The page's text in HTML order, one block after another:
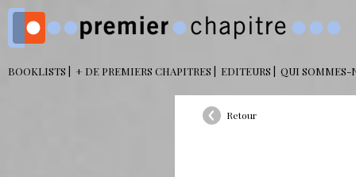
BOOKLISTS + DE PREMIERS CHAPITRES EDITEURS QUI SOMMES-
Retour